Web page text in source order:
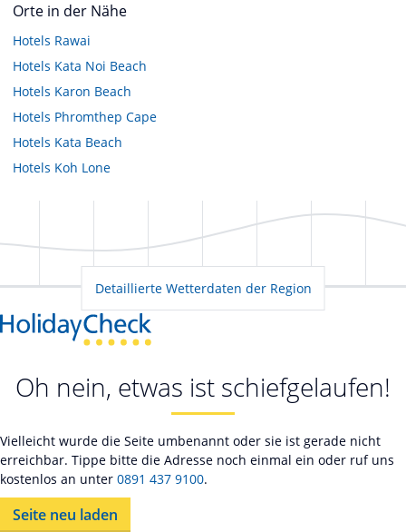
Orte in der Nähe
Hotels Rawai
Hotels Kata Noi Beach
Hotels Karon Beach
Hotels Phromthep Cape
Hotels Kata Beach
Hotels Koh Lone
Detaillierte Wetterdaten der Region
Oh nein, etwas ist schiefgelaufen!
Vielleicht wurde die Seite umbenannt oder sie ist gerade nicht
erreichbar. Tippe bitte die Adresse noch einmal ein oder ruf uns
kostenlos an unter 0891 437 9100.
Seite neu laden